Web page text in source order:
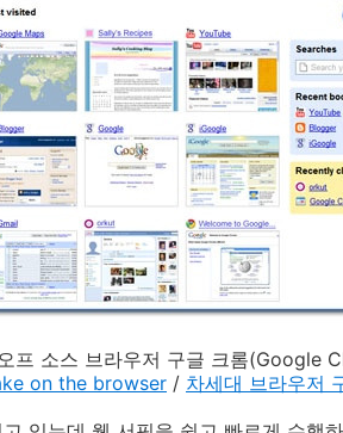
프 소스 브라우저 구글 크롬(Google
on the browser / 차세대 브라우저